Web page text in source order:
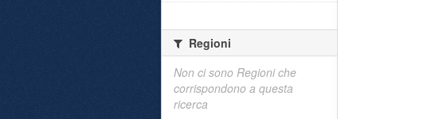
Regioni
Non ci sono Regioni che
corrispondono a questa
ricerca